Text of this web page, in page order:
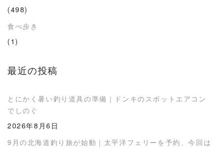
(498)
食べ歩き
(1)
最近の投稿
とにかく暑い釣り道具の準備｜ドンキのスポットエアコン
でしのぐ
2026年8月6日
9月の北海道釣り旅が始動｜太平洋フェリーを予約、今回は